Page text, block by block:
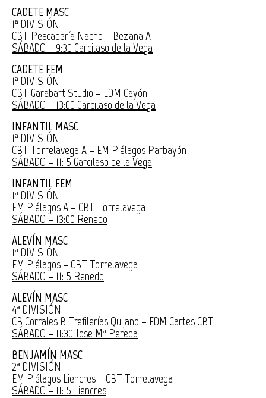
CADETE MASC
1ª DIVISIÓN
CBT Pescadería Nacho – Bezana A
SÁBADO – 9:30 Garcilaso de la Vega
CADETE FEM
1ª DIVISIÓN
CBT Garabart Studio – EDM Cayón
SÁBADO – 13:00 Garcilaso de la Vega
INFANTIL MASC
1ª DIVISIÓN
CBT Torrelavega A – EM Piélagos Parbayón
SÁBADO – 11:15 Garcilaso de la Vega
INFANTIL FEM
1ª DIVISIÓN
EM Piélagos A – CBT Torrelavega
SÁBADO – 13:00 Renedo
ALEVÍN MASC
1ª DIVISIÓN
EM Piélagos – CBT Torrelavega
SÁBADO – 11:15 Renedo
ALEVÍN MASC
4ª DIVISIÓN
CB Corrales B Trefilerías Quijano – EDM Cartes CBT
SÁBADO – 11:30 Jose Mª Pereda
BENJAMÍN MASC
2ª DIVISIÓN
EM Piélagos Liencres – CBT Torrelavega
SÁBADO – 11:15 Liencres